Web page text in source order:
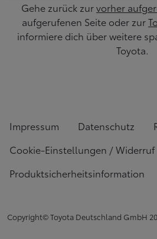
Gehe zurück zurvorher
aufgerufenen Seite oder zur
informiere dich über weitere
Toyota.
Impressum Datenschutz
Cookie-Einstellungen / Widerruf
Produktsicherheitsinformation
Copyright© Toyota Deutschland GmbH